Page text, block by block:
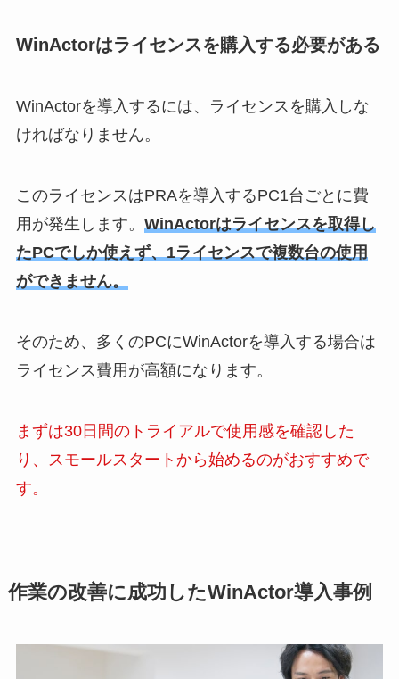
WinActorはライセンスを購入する必要がある
WinActorを導入するには、ライセンスを購入しな
ければなりません。
このライセンスはPRAを導入するPC1台ごとに費
用が発生します。 WinActorはライセンスを取得し
たPCでしか使えず、1ライセンスで複数台の使用
ができません。
そのため、多くのPCにWinActorを導入する場合は
ライセンス費用が高額になります。
まずは30日間のトライアルで使用感を確認した
り、スモールスタートから始めるのがおすすめで
す。
作業の改善に成功したWinActor導入事例